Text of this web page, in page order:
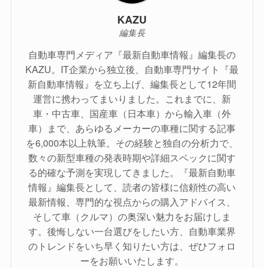
KAZU
編集長
自動車専門メディア『最新自動車情報』編集長の
KAZU。IT企業から独立後、自動車専門サイト『最
新自動車情報』を立ち上げ、編集長として12年間
運営に携わってまいりました。これまでに、新
車・中古車、国産車（日本車）から輸入車（外
車）まで、あらゆるメーカーの車種に関する記事
を6,000本以上執筆。その経験と独自の分析力で、
数々の新型車種の発表時期や詳細スペックに関す
る的確な予測を実現してきました。『最新自動車
情報』編集長として、読者の皆様に信頼性の高い
最新情報、専門的な視点からの購入アドバイス、
そして車（クルマ）の奥深い魅力をお届けしま
す。後悔しない一台選びをしたい方、自動車業界
のトレンドをいち早く知りたい方は、ぜひフォロ
ーをお願いいたします。